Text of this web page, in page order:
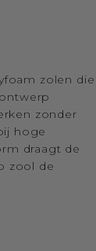
zolen die
zonder
hoge
draagt de
zool de